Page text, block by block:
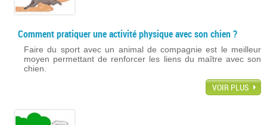
Comment pratiquer une activité physique avec son chien ?
Faire du sport avec un animal de compagnie est le meilleur
moyen permettant de renforcer les liens du maître avec son
chien.
VOIR PLUS